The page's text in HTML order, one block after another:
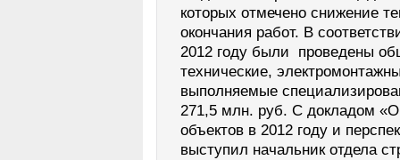
которых отмечено снижение
окончания работ. В
2012 году были проведены
технические,
выполняемые
271,5 млн. руб. С докладом
объектов в 2012 году и
выступил начальник отдела